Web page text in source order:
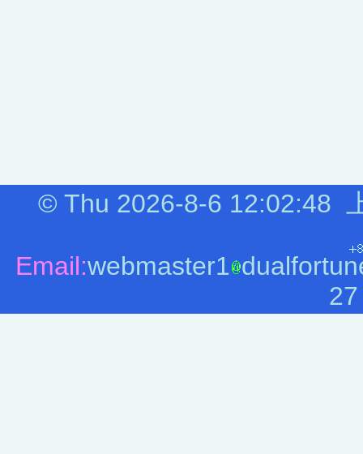
© Thu 2026-8-6 12:02:49
Email:webmaster1